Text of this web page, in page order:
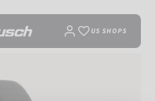
US SHOPS